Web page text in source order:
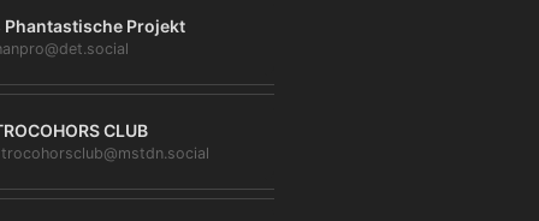
Phantastische Projekt
CLUB